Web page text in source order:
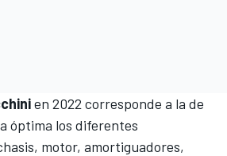
en 2022 corresponde a la de
óptima los diferentes
motor, amortiguadores,